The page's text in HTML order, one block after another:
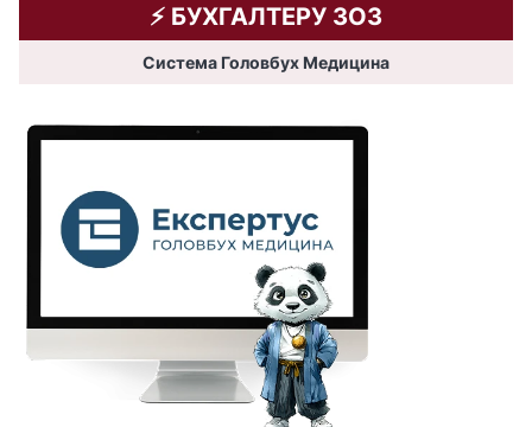
⚡️ БУХГАЛТЕРУ ЗОЗ
Система Головбух Медицина